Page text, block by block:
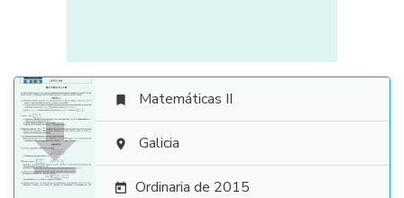

 Matemáticas II
 Galicia
 Ordinaria de 2015